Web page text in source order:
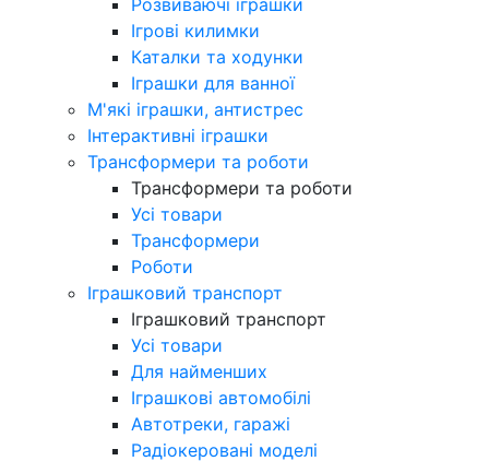
Розвиваючі іграшки
Ігрові килимки
Каталки та ходунки
Іграшки для ванної
М'які іграшки, антистрес
Інтерактивні іграшки
Трансформери та роботи
Трансформери та роботи
Усі товари
Трансформери
Роботи
Іграшковий транспорт
Іграшковий транспорт
Усі товари
Для найменших
Іграшкові автомобілі
Автотреки, гаражі
Радіокеровані моделі